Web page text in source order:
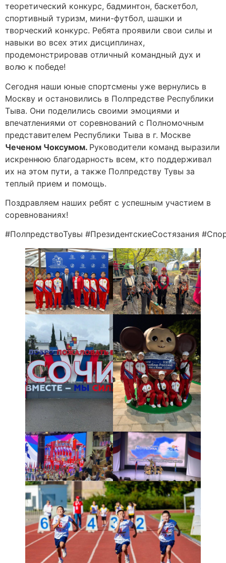
теоретический конкурс, бадминтон, баскетбол,
спортивный туризм, мини-футбол, шашки и
творческий конкурс. Ребята проявили свои силы и
навыки во всех этих дисциплинах,
продемонстрировав отличный командный дух и
волю к победе!
Сегодня наши юные спортсмены уже вернулись в
Москву и остановились в Полпредстве Республики
Тыва. Они поделились своими эмоциями и
впечатлениями от соревнований с Полномочным
представителем Республики Тыва в г. Москве
Чеченом Чоксумом. Руководители команд выразили
искреннюю благодарность всем, кто поддерживал
их на этом пути, а также Полпредству Тувы за
теплый прием и помощь.
Поздравляем наших ребят с успешным участием в
соревнованиях!
#ПолпредствоТувы #ПрезидентскиеСостязания